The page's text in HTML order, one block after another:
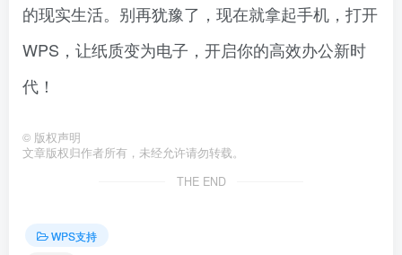
的现实生活。别再犹豫了，现在就拿起手机，打开
WPS，让纸质变为电子，开启你的高效办公新时
代！
© 版权声明
文章版权归作者所有，未经允许请勿转载。
THE END
WPS支持